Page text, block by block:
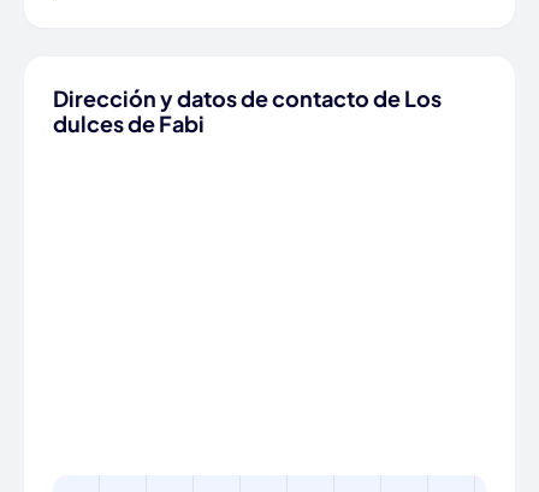
Dirección y datos de contacto de Los
dulces de Fabi